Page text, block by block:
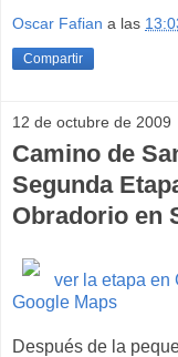
Oscar Fafian a las
Compartir
12 de octubre de 2009
Camino de
Segunda
Obradorio en
ver la etapa en
Google Maps
Después de la